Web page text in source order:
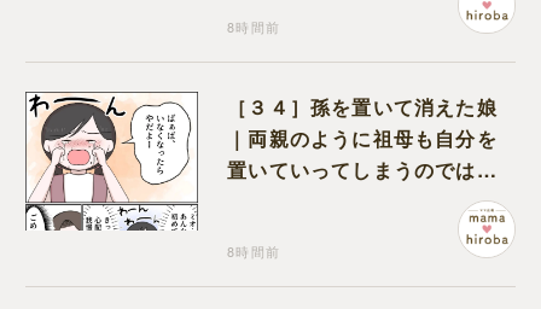
8時間前
［３４］孫を置いて消えた娘
｜両親のように祖母も自分を
置いていってしまうのでは？
と怯えて泣く孫に心が痛む
8時間前